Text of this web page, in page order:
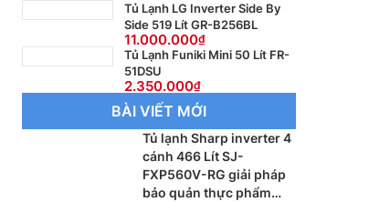
Tủ Lạnh LG Inverter Side By
Side 519 Lít GR-B256BL
11.000.000
Tủ Lạnh Funiki Mini 50 Lít FR-
51DSU
2.350.000
BÀI VIẾT MỚI
Tủ lạnh Sharp inverter 4
cánh 466 Lít SJ-
FXP560V-RG giải pháp
bảo quản thực phẩm